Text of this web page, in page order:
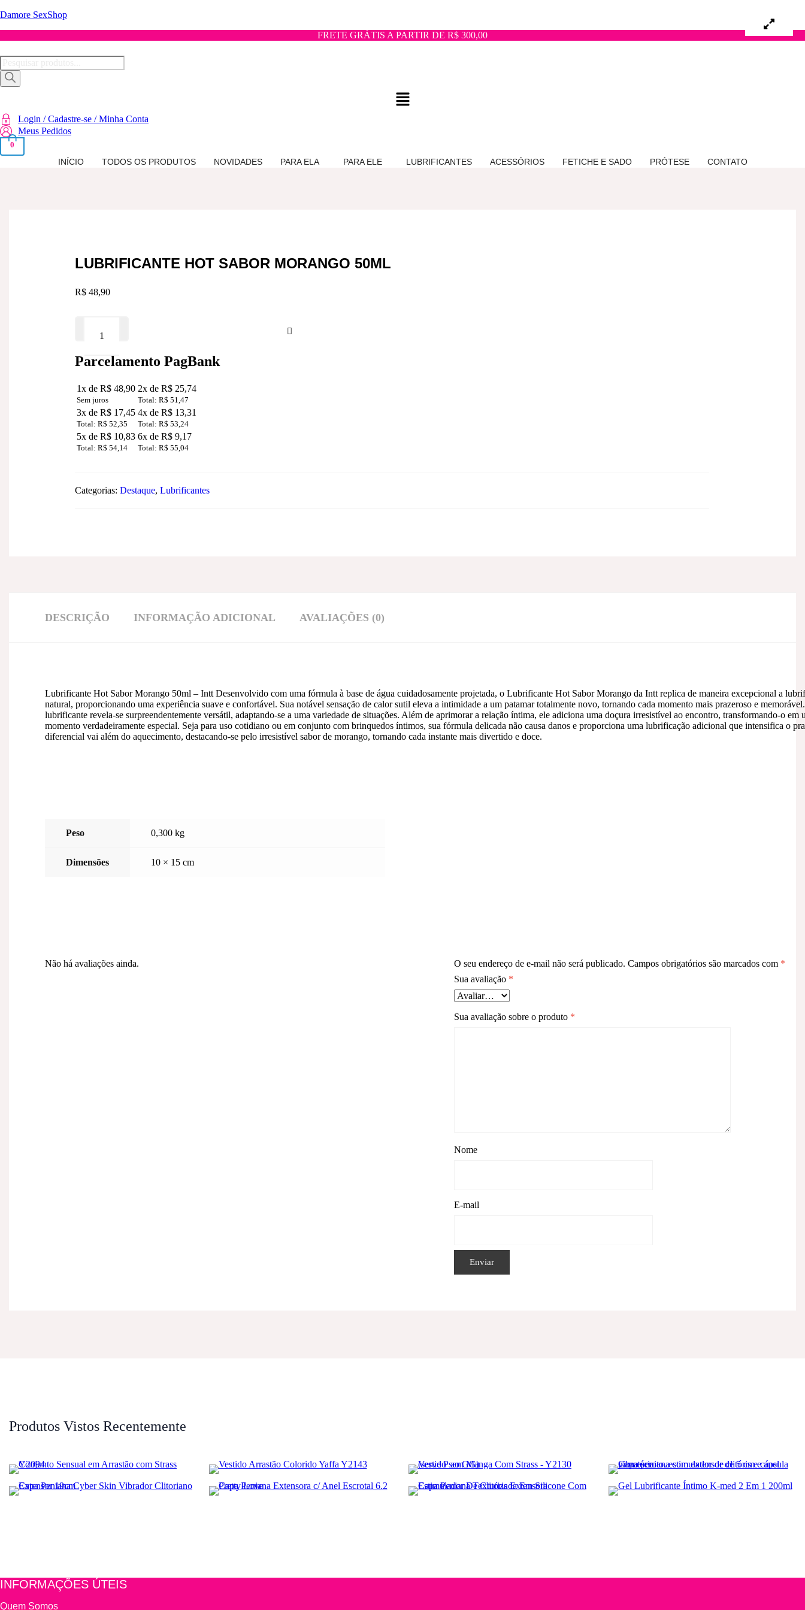
Damore SexShop
FRETE GRÁTIS A PARTIR DE R$ 300,00
Pesquisar
produtos
Login / Cadastre-se / Minha Conta
Meus Pedidos
0
INÍCIO TODOS OS PRODUTOS NOVIDADES PARA ELA PARA ELE LUBRIFICANTES ACESSÓRIOS FETICHE E SADO PRÓTESE CONTATO
LUBRIFICANTE HOT SABOR MORANGO 50ML
R$ 48,90
sabor
50ml
Parcelamento PagBank
1x de R$ 48,90
Sem juros
2x de R$ 25,74
Total: R$ 51,47
3x de R$ 17,45
Total: R$ 52,35
4x de R$ 13,31
Total: R$ 53,24
5x de R$ 10,83
Total: R$ 54,14
6x de R$ 9,17
Total: R$ 55,04
Categorias: Destaque, Lubrificantes
DESCRIÇÃO INFORMAÇÃO ADICIONAL AVALIAÇÕES (0)
Lubrificante Hot Sabor Morango 50ml – Intt Desenvolvido com uma fórmula à base de água cuidadosamente projetada, o Lubrificante Hot Sabor Morango da Intt replica de maneira excepcional a
natural, proporcionando uma experiência suave e confortável. Sua notável sensação de calor sutil eleva a intimidade a um patamar totalmente novo, tornando cada momento mais prazeroso e
lubrificante revela-se surpreendentemente versátil, adaptando-se a uma variedade de situações. Além de aprimorar a relação íntima, ele adiciona uma doçura irresistível ao encontro, transformando-o em
momento verdadeiramente especial. Seja para uso cotidiano ou em conjunto com brinquedos íntimos, sua fórmula delicada não causa danos e proporciona uma lubrificação adicional que intensifica o
diferencial vai além do aquecimento, destacando-se pelo irresistível sabor de morango, tornando cada instante mais divertido e doce.
Peso 0,300 kg
Dimensões 10 × 15 cm
Não há avaliações ainda. O seu endereço de e-mail não será publicado. Campos obrigatórios são marcados com *
Sua avaliação *
Sua avaliação sobre o produto *
Nome
E-mail
Produtos Vistos Recentemente
INFORMAÇÕES ÚTEIS
Quem Somos